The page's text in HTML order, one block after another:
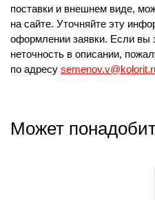
поставки и внешнем виде,
на сайте. Уточняйте эту
оформлении заявки. Если вы
неточность в описании,
по адресу
Может